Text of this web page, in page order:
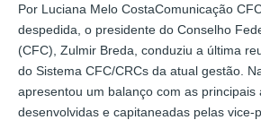
Por Luciana Melo CostaComunicação
despedida, o presidente do Conselho
(CFC), Zulmir Breda, conduziu a última
do Sistema CFC/CRCs da atual gestão.
apresentou um balanço com as principais
desenvolvidas e capitaneadas pelas vice-